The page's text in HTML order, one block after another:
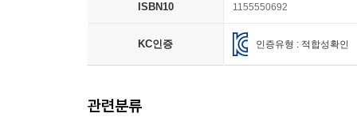
ISBN10 1155550692
KC인증 인증유형 : 적합성확인
관련분류